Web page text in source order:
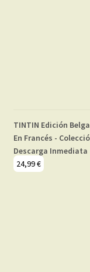
TINTIN Edición
En Francés -
Descarga Inmediata
24,99€